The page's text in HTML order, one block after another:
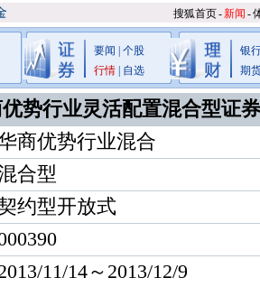
搜狐首页-新闻 -
要闻
个股
行情
自选
银
期
势行业灵活配置混合型证
商优势行业混合
合型
约型开放式
11/14～2013/12/9